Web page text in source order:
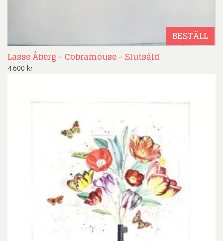
BESTÄLL
Lasse Åberg – Cobramouse – Slutsåld
4.600 kr